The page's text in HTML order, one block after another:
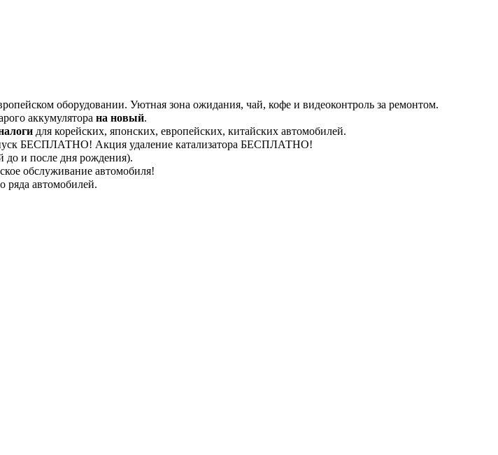
оборудовании. Уютная зона ожидания, чай, кофе и видеоконтроль за ремонтом.
аккумулятора на новый.
для корейских, японских, европейских, китайских автомобилей.
БЕСПЛАТНО! Акция удаление катализатора БЕСПЛАТНО!
до и после дня рождения).
обслуживание автомобиля!
ряда автомобилей.